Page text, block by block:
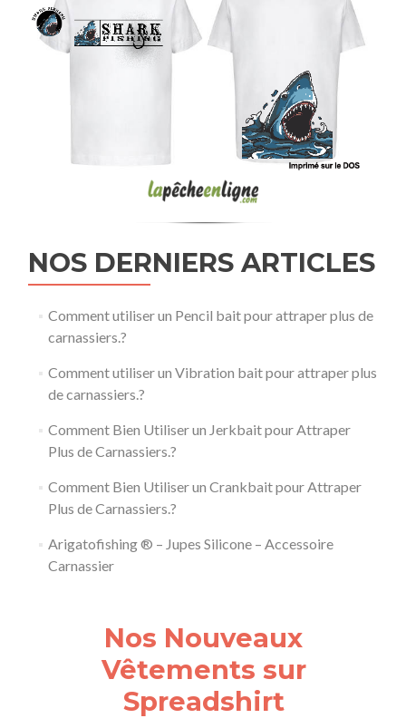
NOS DERNIERS ARTICLES
Comment utiliser un Pencil bait pour attraper plus de
carnassiers.?
Comment utiliser un Vibration bait pour attraper plus
de carnassiers.?
Comment Bien Utiliser un Jerkbait pour Attraper
Plus de Carnassiers.?
Comment Bien Utiliser un Crankbait pour Attraper
Plus de Carnassiers.?
Arigatofishing ® – Jupes Silicone – Accessoire
Carnassier
Nos Nouveaux
Vêtements sur
Spreadshirt